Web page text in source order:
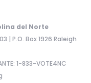
del Norte
| P.O. Box 1926 Raleigh
1-833-VOTE4NC